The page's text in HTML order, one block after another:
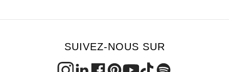
SUIVEZ-NOUS SUR